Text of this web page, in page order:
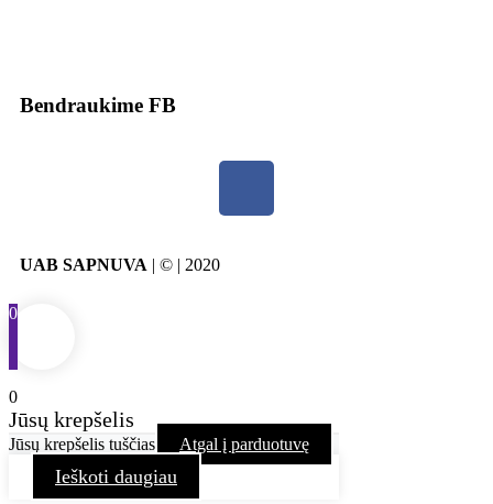
Bendraukime FB
UAB SAPNUVA | © | 2020
0
0
Jūsų krepšelis
Jūsų krepšelis tuščias Atgal į parduotuvę
Ieškoti daugiau